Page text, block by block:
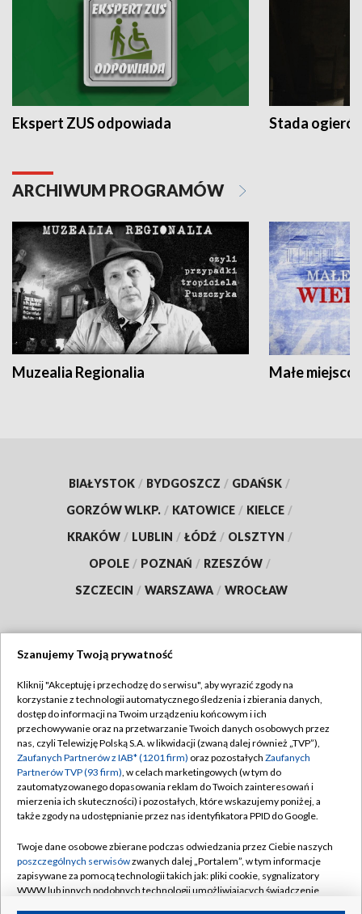
Ekspert ZUS odpowiada Stada
ARCHIWUM PROGRAMÓW
Muzealia Regionalia Małe
BIAŁYSTOK / BYDGOSZCZ / GDAŃSK /
GORZÓW WLKP. / KATOWICE / KIELCE /
KRAKÓW / LUBLIN / ŁÓDŹ / OLSZTYN /
OPOLE / POZNAŃ / RZESZÓW /
SZCZECIN / WARSZAWA / WROCŁAW
TVP
Abonament TVP
Emisja w TVP
Centrum informacji TVP
Naziemna Telewizja Cyfrowa
Rada Programowa
System NOS
Informacje o nadawcy
Regulamin TVP
Polityka prywatności
Moje zgody
Pomoc
Kontakt
Szanujemy Twoją prywatność
Kliknij "Akceptuję i przechodzę do serwisu", aby wyrazić zgody na
korzystanie z technologii automatycznego śledzenia i zbierania danych,
dostęp do informacji na Twoim urządzeniu końcowym i ich
przechowywanie oraz na przetwarzanie Twoich danych osobowych przez
nas, czyli Telewizję Polską S.A. w likwidacji (zwaną dalej również „TVP”),
Zaufanych Partnerów z IAB* (1201 firm) oraz pozostałych Zaufanych
Partnerów TVP (93 firm), w celach marketingowych (w tym do
zautomatyzowanego dopasowania reklam do Twoich zainteresowań i
mierzenia ich skuteczności) i pozostałych, które wskazujemy poniżej, a
także zgody na udostępnianie przez nas identyfikatora PPID do Google.
Twoje dane osobowe zbierane podczas odwiedzania przez Ciebie naszych
poszczególnych serwisówzwanych dalej „Portalem”, w tym informacje
zapisywane za pomocą technologii takich jak: pliki cookie, sygnalizatory
WWW lub innych podobnych technologii umożliwiających świadczenie